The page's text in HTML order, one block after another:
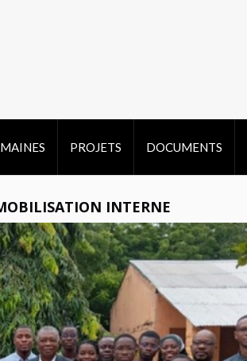
PROJETS DOCUMENTS
INTERNE